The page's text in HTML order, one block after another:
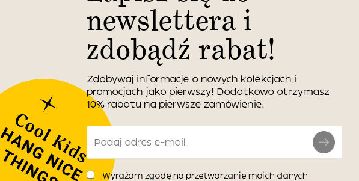
newslettera i
zdobądź rabat!
Zdobywaj informacje o nowych kolekcjach i
promocjach jako pierwszy! Dodatkowo otrzymasz
10% rabatu na pierwsze zamówienie.
Wyrażam zgodę na przetwarzanie moich danych